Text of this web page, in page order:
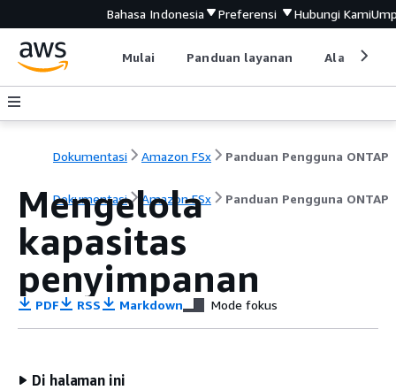
Bahasa Indonesia Preferensi Hubungi Kami
Mulai Panduan layanan Alat
Dokumentasi Amazon FSx Panduan Pengguna ONTAP
Dokumentasi Amazon FSx Panduan Pengguna ONTAP
Mengelola
kapasitas
penyimpanan
PDF RSS Markdown Mode fokus
Di halaman ini